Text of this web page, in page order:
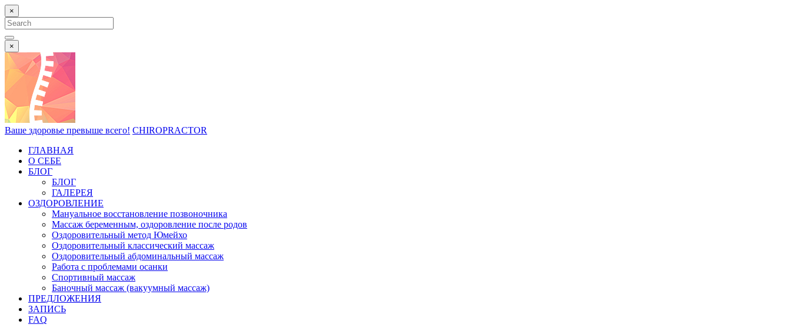
×
Search
for:
Search
×
Ваше здоровье превыше всего! CHIROPRACTOR
ГЛАВНАЯ
О СЕБЕ
БЛОГ
БЛОГ
ГАЛЕРЕЯ
ОЗДОРОВЛЕНИЕ
Мануальное восстановление позвоночника
Массаж беременным, оздоровление после родов
Оздоровительный метод Юмейхо
Оздоровительный классический массаж
Оздоровительный абдоминальный массаж
Работа с проблемами осанки
Спортивный массаж
Баночный массаж (вакуумный массаж)
ПРЕДЛОЖЕНИЯ
ЗАПИСЬ
FAQ